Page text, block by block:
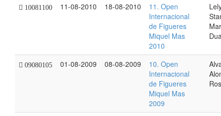
10081100 11-08-2010 18-08-2010
11. Open
Internacional
de Figueres
Miquel Mas
2010
09080105 01-08-2009 08-08-2009
10. Open
Internacional
de Figueres
Miquel Mas
2009